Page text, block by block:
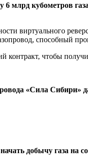
6 млрд кубометров
виртуального
способный
чтобы
«Сила Сибири»
добычу газа на